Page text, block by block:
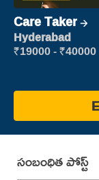
Care Taker
Hyderabad
₹19000 - ₹40000
సంబంధిత పోస్ట్